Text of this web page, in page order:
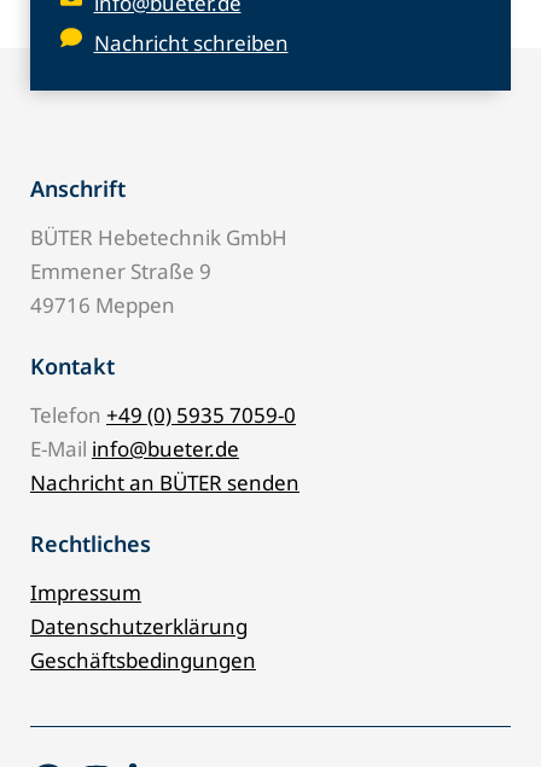
Nachricht schreiben
Anschrift
BÜTER Hebetechnik GmbH
Emmener Straße 9
49716 Meppen
Kontakt
Telefon +49 (0) 5935 7059-0
E-Mail info@bueter.de
Nachricht an BÜTER senden
Rechtliches
Impressum
Datenschutzerklärung
Geschäftsbedingungen